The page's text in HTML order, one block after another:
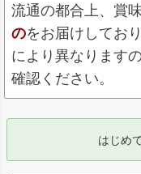
流通の都合上、賞
のをお届けしてお
により異なります
確認ください。
はじめ